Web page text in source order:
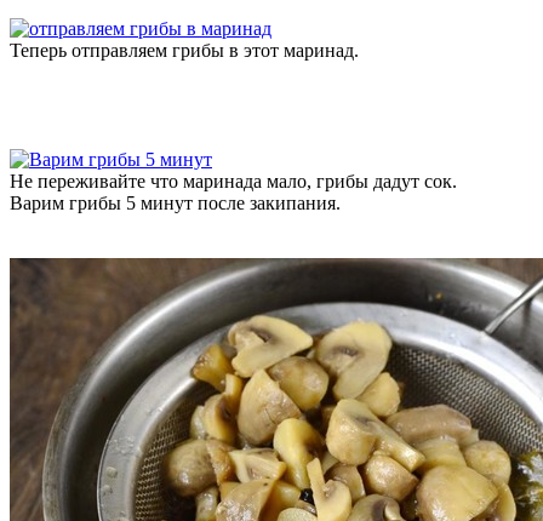
Теперь отправляем грибы в этот маринад.
Не переживайте что маринада мало, грибы дадут сок.
Варим грибы 5 минут после закипания.